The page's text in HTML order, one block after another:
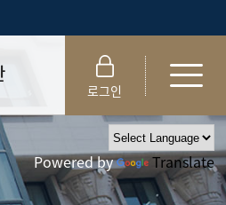
로그인
Powered by Translate